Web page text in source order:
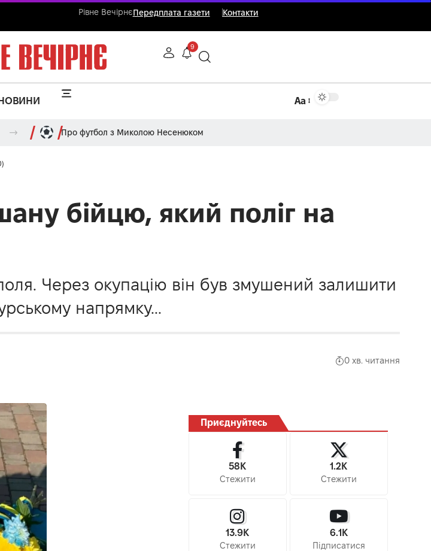
Рівне ВечірнєПередплата газети Контакти
9
Аа
Про футбол з Миколою Несенюком
бійцю, який поліг на
Через окупацію він був змушений залишити
напрямку...
0 хв. читання
Приєднуйтесь
58K
Стежити
1.2K
Стежити
13.9K
Стежити
6.1K
Підписатися